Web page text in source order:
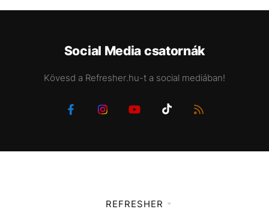
Social Media csatornák
Kövesd a Refresher.hu-t a social mediában!
REFRESHER